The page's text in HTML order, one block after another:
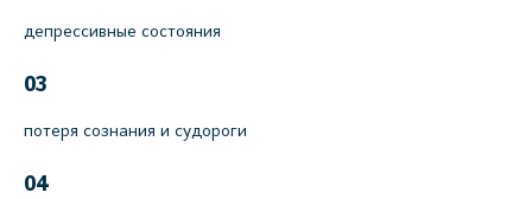
депрессивные состояния
03
потеря сознания и судороги
04